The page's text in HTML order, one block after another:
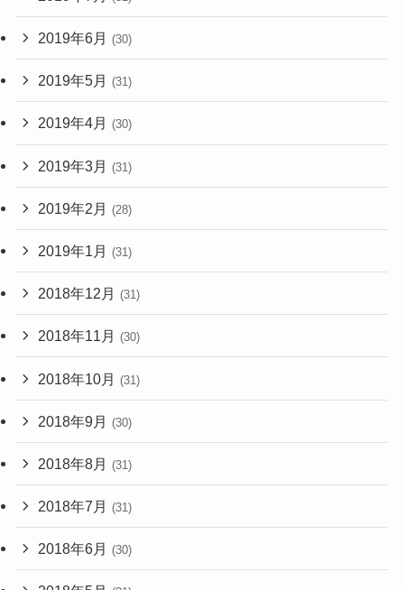
2019年6月 (30)
2019年5月 (31)
2019年4月 (30)
2019年3月 (31)
2019年2月 (28)
2019年1月 (31)
2018年12月 (31)
2018年11月 (30)
2018年10月 (31)
2018年9月 (30)
2018年8月 (31)
2018年7月 (31)
2018年6月 (30)